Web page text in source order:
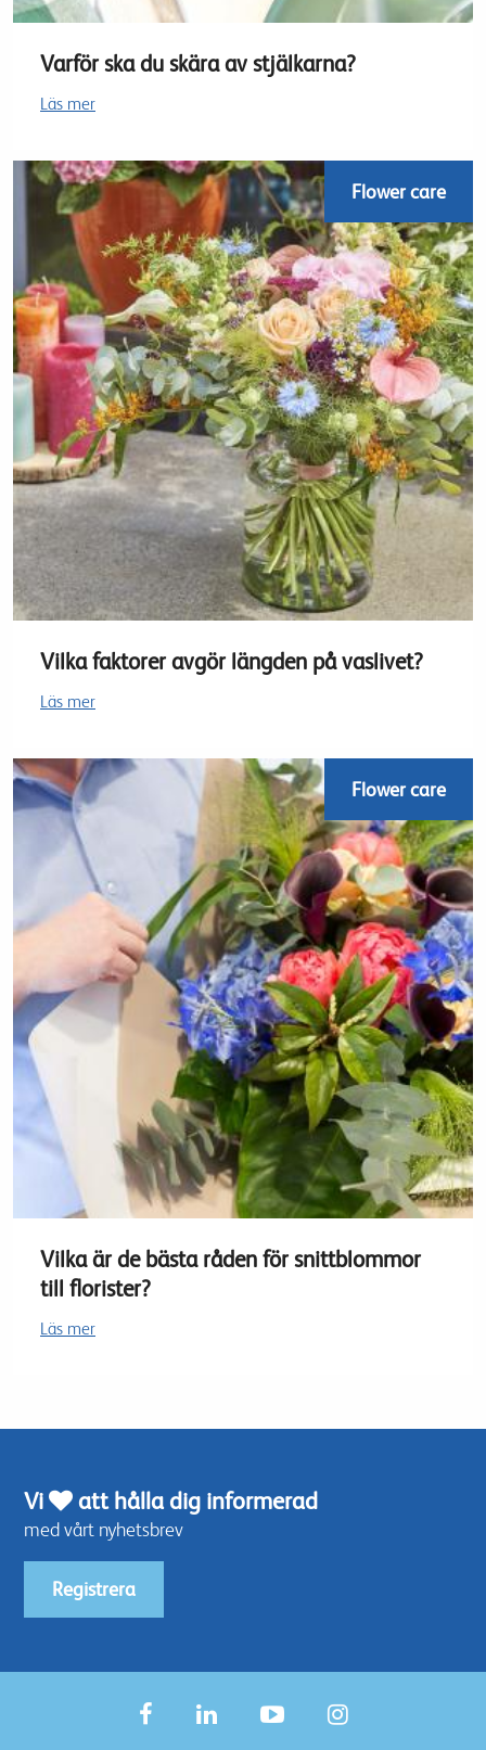
Varför ska du skära av stjälkarna?
Läs mer
Flower care
Vilka faktorer avgör längden på vaslivet?
Läs mer
Flower care
Vilka är de bästa råden för snittblommor
till florister?
Läs mer
Vi att hålla dig informerad
med vårt nyhetsbrev
Registrera